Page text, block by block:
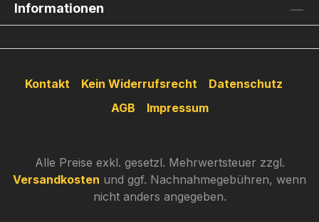
Informationen
Kontakt Kein Widerrufsrecht
Datenschutz
AGB
Impressum
Alle Preise exkl. gesetzl. Mehrwertsteuer zzgl.
Versandkosten und ggf. Nachnahmegebühren, wenn
nicht anders angegeben.